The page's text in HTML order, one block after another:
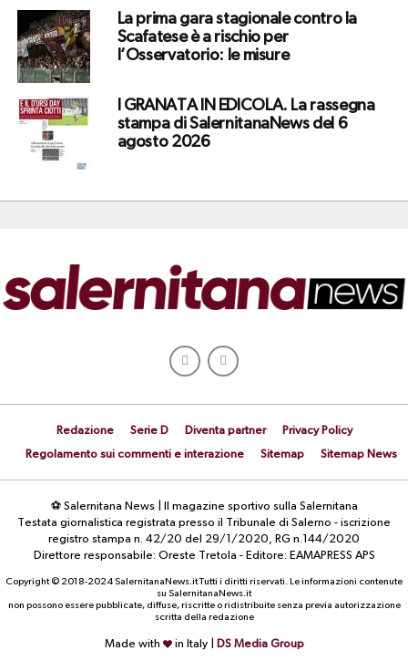
La prima gara stagionale contro la
Scafatese è a rischio per
l’Osservatorio: le misure
I GRANATA IN EDICOLA. La rassegna
stampa di SalernitanaNews del 6
agosto 2026
Redazione Serie D Diventa partner
Privacy Policy
Regolamento sui commenti e interazione
Sitemap Sitemap News
⚽ Salernitana News | Il magazine sportivo sulla Salernitana
Testata giornalistica registrata presso il Tribunale di Salerno - iscrizione
registro stampa n. 42/20 del 29/1/2020, RG n.144/2020
Direttore responsabile: Oreste Tretola - Editore: EAMAPRESS APS
Copyright © 2018-2024 SalernitanaNews.it Tutti i diritti riservati. Le informazioni contenute
su SalernitanaNews.it
non possono essere pubblicate, diffuse, riscritte o ridistribuite senza previa autorizzazione
scritta della redazione
Made with in Italy | DS Media Group